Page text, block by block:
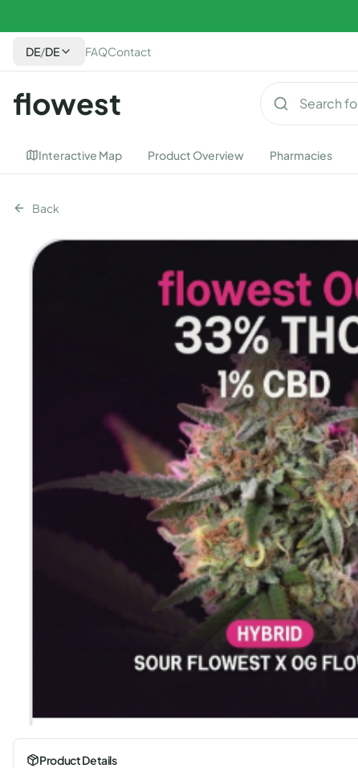
DE/DE FAQContact
flowest
Interactive Map Product Overview Pharmacies
Back
Product Details